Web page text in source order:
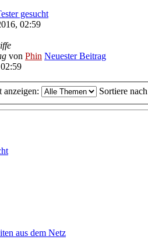
gesucht
02:59
von Phin Neuester Beitrag
anzeigen: Sortiere nach
aus dem Netz